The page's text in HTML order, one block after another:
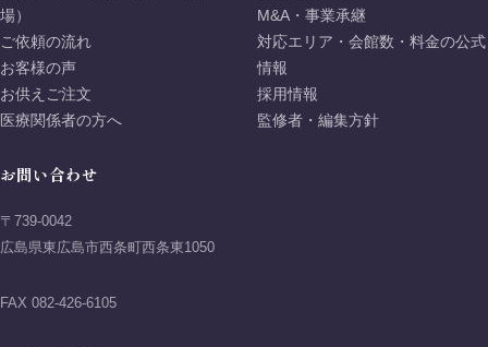
場）
ご依頼の流れ
お客様の声
お供えご注文
医療関係者の方へ
M&A・事業承継
対応エリア・会館数・料金の公式
情報
採用情報
監修者・編集方針
お問い合わせ
〒739-0042
広島県東広島市西条町西条東1050
FAX 082-426-6105